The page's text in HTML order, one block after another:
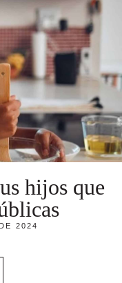
hijos que
2024